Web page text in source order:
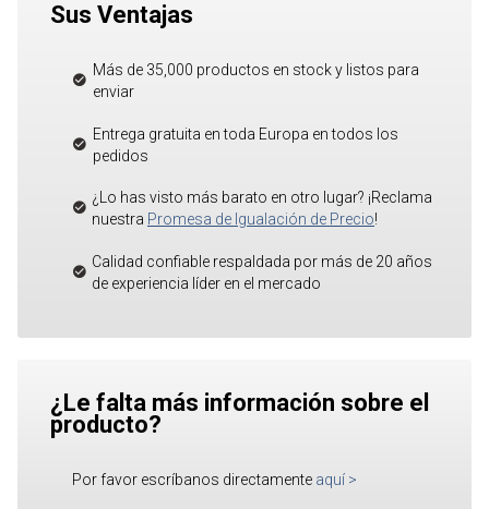
Sus Ventajas
Más de 35,000 productos en stock y listos para
enviar
Entrega gratuita en toda Europa en todos los
pedidos
¿Lo has visto más barato en otro lugar? ¡Reclama
nuestra Promesa de Igualación de Precio!
Calidad confiable respaldada por más de 20 años
de experiencia líder en el mercado
¿Le falta más información sobre el
producto?
Por favor escríbanos directamente aquí >